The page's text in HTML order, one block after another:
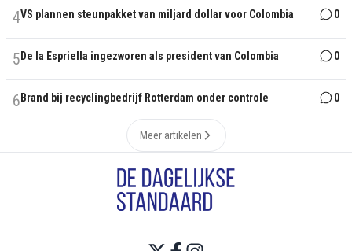
4VS plannen steunpakket van miljard dollar voor Colombia 0
5 De la Espriella ingezworen als president van Colombia 0
6 Brand bij recyclingbedrijf Rotterdam onder controle 0
Meer artikelen